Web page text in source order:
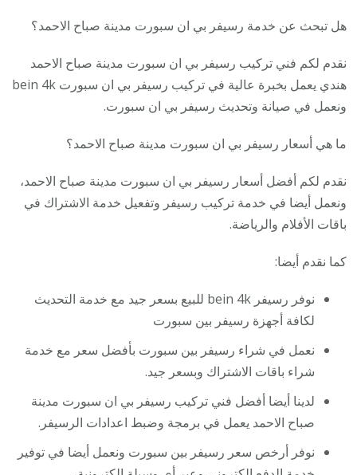
هل تبحث عن خدمة رسيفر بي ان سبورت مدينة صباح الاحمد؟
نقدم لكم فني تركيب رسيفر بي ان سبورت مدينة صباح الاحمد
هندي يعمل بخبرة عالية في تركيب رسيفر بي ان سبورت bein 4k
ونعمل في صيانة وتحديث رسيفر بي ان سبورت.
ما هي أسعار رسيفر بي ان سبورت مدينة صباح الاحمد؟
نقدم لكم أفضل أسعار رسيفر بي ان سبورت مدينة صباح الاحمد،
ونعمل أيضا في خدمة تركيب رسيفر وتفعيل خدمة الاشتراك في
باقات الأفلام والرياضة.
كما نقدم أيضا:
نوفر رسيفر bein 4k للبيع بسعر جيد مع خدمة التحديث
لكافة أجهزة رسيفر بين سبورت
نعمل في شراء رسيفر بين سبورت بأفضل سعر مع خدمة
شراء باقات الاشتراك وبسعر جيد.
لدينا أيضا أفضل فني تركيب رسيفر بي ان سبورت مدينة
صباح الاحمد يعمل في برمجة وضبط اعدادات الرسيفر.
نوفر أرخص سعر رسيفر بين سبورت ونعمل أيضا في توفير